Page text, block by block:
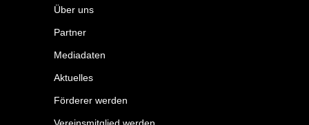
Über uns
Partner
Mediadaten
Aktuelles
Förderer werden
Vereinsmitglied werden